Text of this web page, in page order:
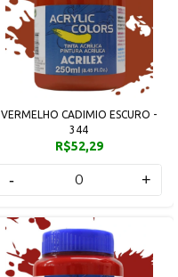
VERMELHO CADIMIO ESCURO -
344
R$52,29
- +